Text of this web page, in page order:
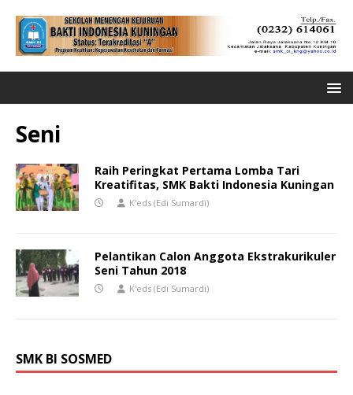
Seni
Raih Peringkat Pertama Lomba Tari
Kreatifitas, SMK Bakti Indonesia Kuningan
K'eds (Edi Sumardi)
Pelantikan Calon Anggota Ekstrakurikuler
Seni Tahun 2018
K'eds (Edi Sumardi)
SMK BI SOSMED